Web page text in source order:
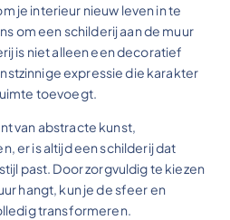
je interieur nieuw leven in te
om een schilderij aan de muur
is niet alleen een decoratief
expressie die karakter
toevoegt.
van abstracte kunst,
er is altijd een schilderij dat
past. Door zorgvuldig te kiezen
hangt, kun je de sfeer en
transformeren.